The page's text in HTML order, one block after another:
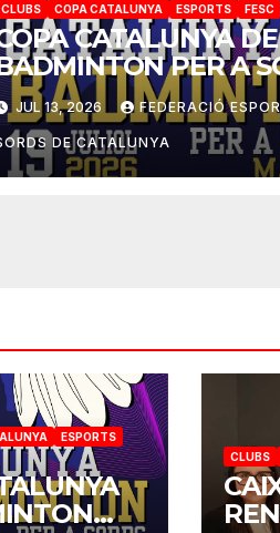
CLUBS COPA CATALUNYA ESPORTS FESC
CATALUNYA DE
PER A
JUL 13, 2026 FEDERACIÓ
DE CATALUNYA
ESPORTS
CLUBS